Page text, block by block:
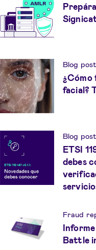
Blog post
¿Cómo
facial?
Blog post
ETSI
debes
Fraud
Battle